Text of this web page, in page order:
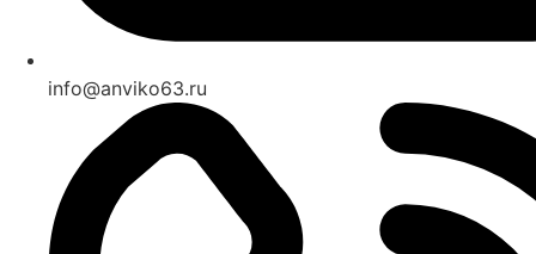
info@anviko63.ru